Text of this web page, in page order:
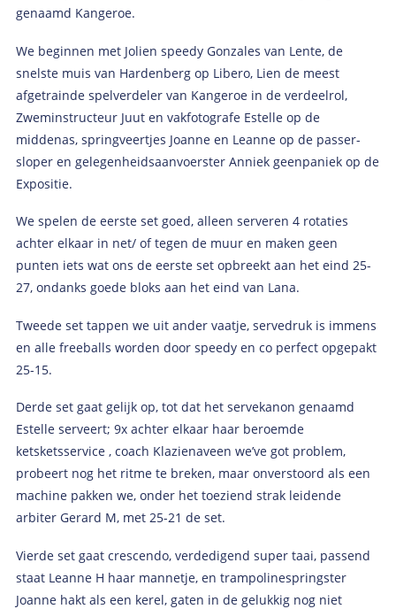
genaamd Kangeroe.
We beginnen met Jolien speedy Gonzales van Lente, de
snelste muis van Hardenberg op Libero, Lien de meest
afgetrainde spelverdeler van Kangeroe in de verdeelrol,
Zweminstructeur Juut en vakfotografe Estelle op de
middenas, springveertjes Joanne en Leanne op de passer-
sloper en gelegenheidsaanvoerster Anniek geenpaniek op de
Expositie.
We spelen de eerste set goed, alleen serveren 4 rotaties
achter elkaar in net/ of tegen de muur en maken geen
punten iets wat ons de eerste set opbreekt aan het eind 25-
27, ondanks goede bloks aan het eind van Lana.
Tweede set tappen we uit ander vaatje, servedruk is immens
en alle freeballs worden door speedy en co perfect opgepakt
25-15.
Derde set gaat gelijk op, tot dat het servekanon genaamd
Estelle serveert; 9x achter elkaar haar beroemde
ketsketsservice , coach Klazienaveen we’ve got problem,
probeert nog het ritme te breken, maar onverstoord als een
machine pakken we, onder het toeziend strak leidende
arbiter Gerard M, met 25-21 de set.
Vierde set gaat crescendo, verdedigend super taai, passend
staat Leanne H haar mannetje, en trampolinespringster
Joanne hakt als een kerel, gaten in de gelukkig nog niet